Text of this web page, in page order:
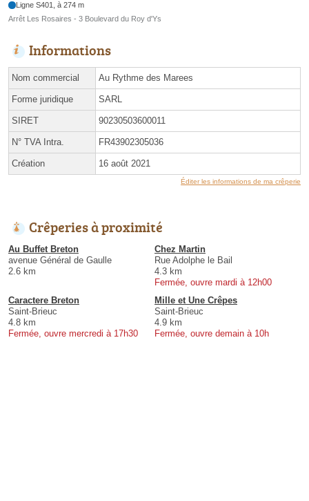
Ligne S401, à 274 m
Arrêt Les Rosaires - 3 Boulevard du Roy d'Ys
Informations
Nom commercial Au Rythme des Marees
Forme juridique SARL
SIRET 90230503600011
N° TVA Intra. FR43902305036
Création 16 août 2021
Éditer les informations de ma crêperie
Crêperies à proximité
Au Buffet Breton
avenue Général de Gaulle
2.6 km
Chez Martin
Rue Adolphe le Bail
4.3 km
Fermée, ouvre mardi à 12h00
Caractere Breton
Saint-Brieuc
4.8 km
Fermée, ouvre mercredi à 17h30
Mille et Une Crêpes
Saint-Brieuc
4.9 km
Fermée, ouvre demain à 10h